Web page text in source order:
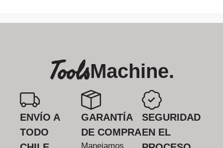
ToolsMachine.
ENVÍO A
TODO
GARANTÍA
DE COMPRA
Manejamos
SEGURIDAD
EN EL